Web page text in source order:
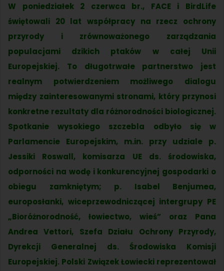
W poniedziałek 2 czerwca br., FACE i BirdLife
świętowali 20 lat współpracy na rzecz ochrony
przyrody i zrównoważonego zarządzania
populacjami dzikich ptaków w całej Unii
Europejskiej. To długotrwałe partnerstwo jest
realnym potwierdzeniem możliwego dialogu
między zainteresowanymi stronami, który przynosi
konkretne rezultaty dla różnorodności biologicznej.
Spotkanie wysokiego szczebla odbyło się w
Parlamencie Europejskim, m.in. przy udziale p.
Jessiki Roswall, komisarza UE ds. środowiska,
odporności na wodę i konkurencyjnej gospodarki o
obiegu zamkniętym; p. Isabel Benjumea,
europosłanki, wiceprzewodniczącej intergrupy PE
„Bioróżnorodność, łowiectwo, wieś” oraz Pana
Andrea Vettori, Szefa Działu Ochrony Przyrody,
Dyrekcji Generalnej ds. Środowiska Komisji
Europejskiej. Polski Związek Łowiecki reprezentował